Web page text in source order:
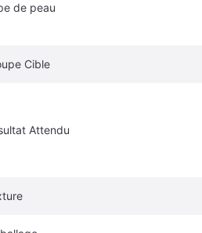
de peau
Cible
Attendu